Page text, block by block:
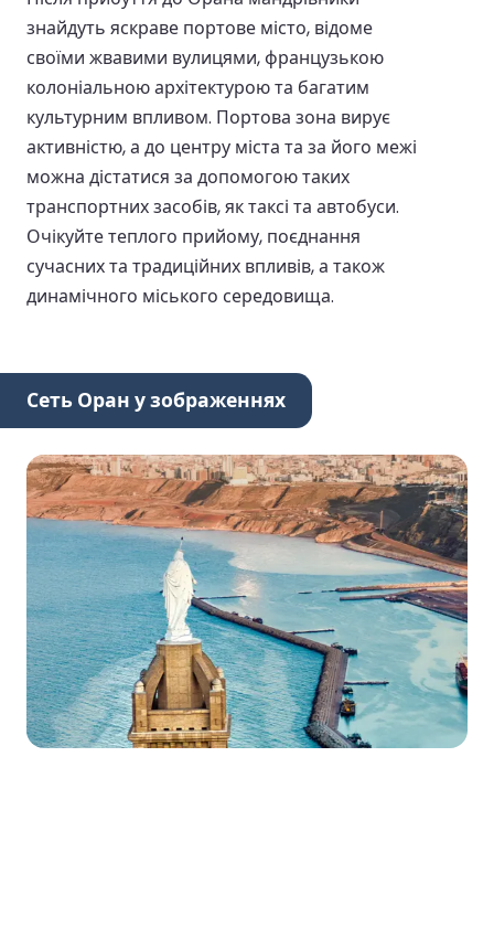
знайдуть яскраве портове місто, відоме
своїми жвавими вулицями, французькою
колоніальною архітектурою та багатим
культурним впливом. Портова зона вирує
активністю, а до центру міста та за його межі
можна дістатися за допомогою таких
транспортних засобів, як таксі та автобуси.
Очікуйте теплого прийому, поєднання
сучасних та традиційних впливів, а також
динамічного міського середовища.
Сеть Оран у зображеннях